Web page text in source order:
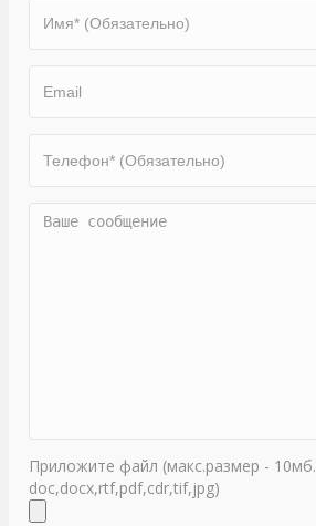
Приложите файл (макс.размер - 10мб.
doc,docx,rtf,pdf,cdr,tif,jpg)